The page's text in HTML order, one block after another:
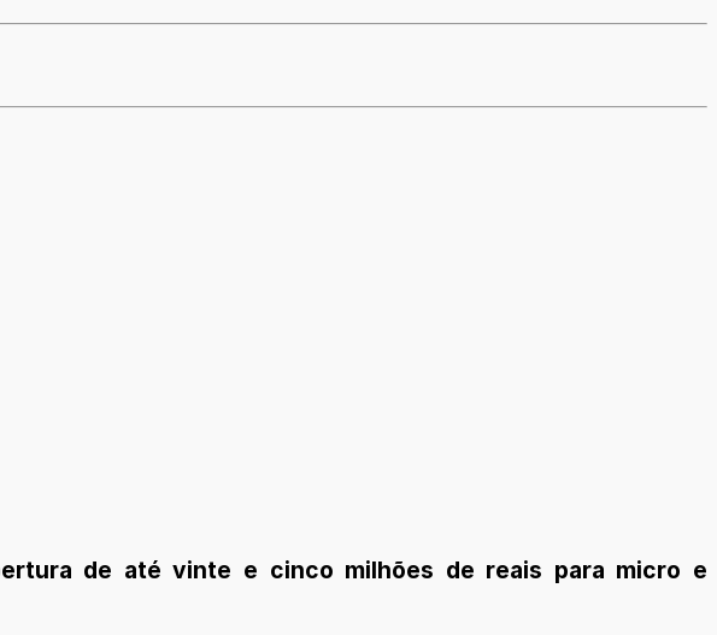
de até vinte e cinco milhões de reais para micro e